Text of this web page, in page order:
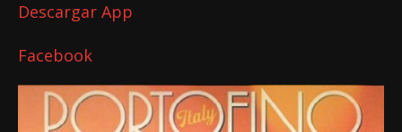
Descargar App
Facebook